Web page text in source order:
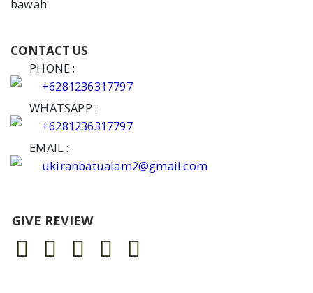
bawah
CONTACT US
PHONE :
+6281236317797
WHATSAPP :
+6281236317797
EMAIL :
ukiranbatualam2@gmail.com
GIVE REVIEW